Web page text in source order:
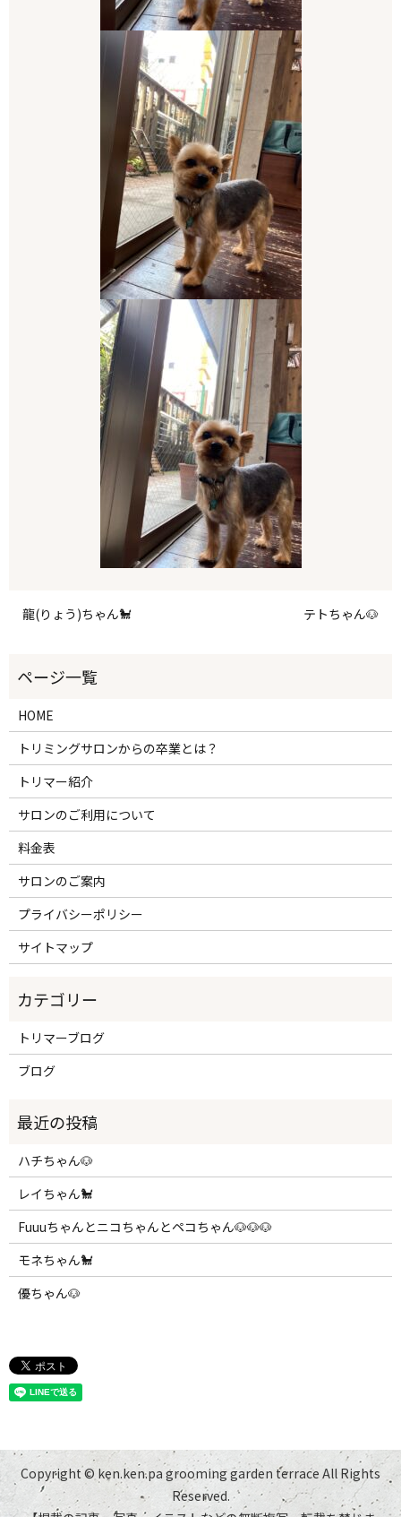
龍(りょう)ちゃん🐩 テトちゃん🐶
HOME
トリミングサロンからの卒業とは？
トリマー紹介
サロンのご利用について
料金表
サロンのご案内
プライバシーポリシー
サイトマップ
トリマーブログ
ブログ
ハチちゃん🐶
レイちゃん🐩
Fuuuちゃんとニコちゃんとペコちゃん🐶🐶🐶
モネちゃん🐩
優ちゃん🐶
Copyright © ken.ken.pa grooming garden terrace All Rights
Reserved.